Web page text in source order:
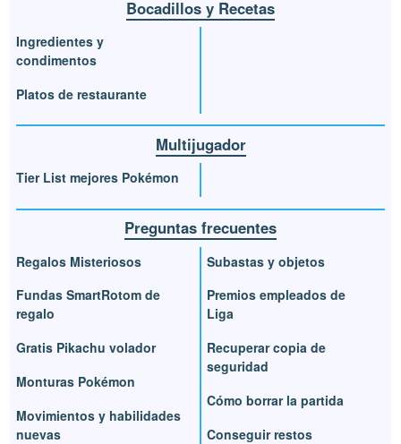
Bocadillos y Recetas
Ingredientes y
condimentos
Platos de restaurante
Multijugador
Tier List mejores Pokémon
Preguntas frecuentes
Regalos Misteriosos
Fundas SmartRotom de
regalo
Gratis Pikachu volador
Monturas Pokémon
Movimientos y habilidades
nuevas
Subastas y objetos
Premios empleados de
Liga
Recuperar copia de
seguridad
Cómo borrar la partida
Conseguir restos